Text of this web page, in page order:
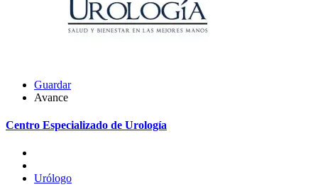
Guardar
Avance
Centro Especializado de Urología
Urólogo